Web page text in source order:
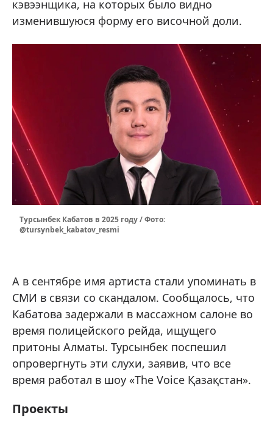
кэвээнщика, на которых было видно
изменившуюся форму его височной доли.
Турсынбек Кабатов в 2025 году / Фото:
@tursynbek_kabatov_resmi
А в сентябре имя артиста стали упоминать в
СМИ в связи со скандалом. Сообщалось, что
Кабатова задержали в массажном салоне во
время полицейского рейда, ищущего
притоны Алматы. Турсынбек поспешил
опровергнуть эти слухи, заявив, что все
время работал в шоу «The Voice Қазақстан».
Проекты